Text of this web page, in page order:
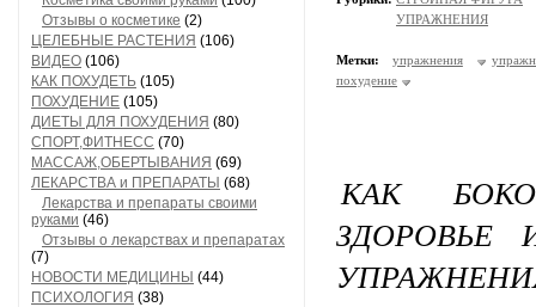
Отзывы о косметике (2)
ЦЕЛЕБНЫЕ РАСТЕНИЯ (106)
ВИДЕО (106)
КАК ПОХУДЕТЬ (105)
ПОХУДЕНИЕ (105)
ДИЕТЫ ДЛЯ ПОХУДЕНИЯ (80)
СПОРТ,ФИТНЕСС (70)
МАССАЖ,ОБЕРТЫВАНИЯ (69)
ЛЕКАРСТВА и ПРЕПАРАТЫ (68)
Лекарства и препараты своими
руками (46)
Отзывы о лекарствах и препаратах
(7)
НОВОСТИ МЕДИЦИНЫ (44)
ПСИХОЛОГИЯ (38)
УПРАЖНЕНИЯ
Метки: упражнения
похудение
КАК